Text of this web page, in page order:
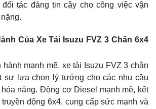
tác đáng tin cậy cho công việc vận
Của Xe Tải Isuzu FVZ 3 Chân 6x4
mạnh mẽ, xe tải Isuzu FVZ 3 chân
sự lựa chọn lý tưởng cho các nhu cầu
nặng. Động cơ Diesel mạnh mẽ, kết
động 6x4, cung cấp sức mạnh và